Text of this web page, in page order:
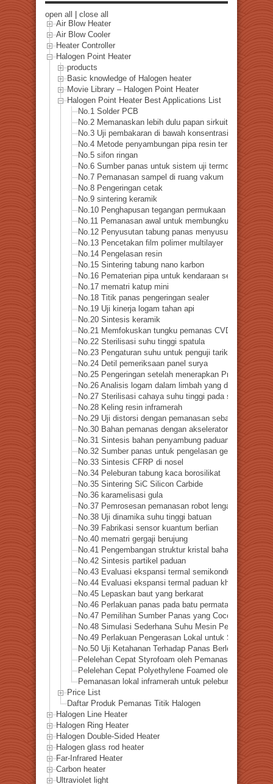
open all
close all
Air Blow Heater
Air Blow Cooler
Heater Controller
Halogen Point Heater
products
Basic knowledge of Halogen heater
Movie Library – Halogen Point Heater
Halogen Point Heater Best Applications List
No.1 Solder PCB
No.2 Memanaskan lebih dulu papan sirkuit tercetak
No.3 Uji pembakaran di bawah konsentrasi oksigen
No.4 Metode penyambungan pipa resin termoplastik
No.5 sifon ringan
No.6 Sumber panas untuk sistem uji termoelektrik
No.7 Pemanasan sampel di ruang vakum
No.8 Pengeringan cetak
No.9 sintering keramik
No.10 Penghapusan tegangan permukaan untuk
No.11 Pemanasan awal untuk membungkuk
No.12 Penyusutan tabung panas menyusut
No.13 Pencetakan film polimer multilayer
No.14 Pengelasan resin
No.15 Sintering tabung nano karbon
No.16 Pematerian pipa untuk kendaraan sel bahan
No.17 mematri katup mini
No.18 Titik panas pengeringan sealer
No.19 Uji kinerja logam tahan api
No.20 Sintesis keramik
No.21 Memfokuskan tungku pemanas CVD
No.22 Sterilisasi suhu tinggi spatula
No.23 Pengaturan suhu untuk penguji tarik (bahan
No.24 Detil pemeriksaan panel surya
No.25 Pengeringan setelah menerapkan Pretty Cure
No.26 Analisis logam dalam limbah yang dibakar
No.27 Sterilisasi cahaya suhu tinggi pada spatula
No.28 Keling resin inframerah
No.29 Uji distorsi dengan pemanasan sebagian bagian
No.30 Bahan pemanas dengan akselerator linier dan
No.31 Sintesis bahan penyambung paduan bubuk
No.32 Sumber panas untuk pengelasan gesekan
No.33 Sintesis CFRP di nosel
No.34 Peleburan tabung kaca borosilikat
No.35 Sintering SiC Silicon Carbide
No.36 karamelisasi gula
No.37 Pemrosesan pemanasan robot lengan ganda
No.38 Uji dinamika suhu tinggi batuan
No.39 Fabrikasi sensor kuantum berlian
No.40 mematri gergaji berujung
No.41 Pengembangan struktur kristal bahan magnetik
No.42 Sintesis partikel paduan
No.43 Evaluasi ekspansi termal semikonduktor
No.44 Evaluasi ekspansi termal paduan khusus
No.45 Lepaskan baut yang berkarat
No.46 Perlakuan panas pada batu permata
No.47 Pemilihan Sumber Panas yang Cocok untuk
No.48 Simulasi Sederhana Suhu Mesin Pesawat
No.49 Perlakuan Pengerasan Lokal untuk Suku
No.50 Uji Ketahanan Terhadap Panas Berlebih pada
Pelelehan Cepat Styrofoam oleh Pemanasan
Pelelehan Cepat Polyethylene Foamed oleh
Pemanasan lokal inframerah untuk peleburan cepat
Price List
Daftar Produk Pemanas Titik Halogen
Halogen Line Heater
Halogen Ring Heater
Halogen Double-Sided Heater
Halogen glass rod heater
Far-Infrared Heater
Carbon heater
Ultraviolet light